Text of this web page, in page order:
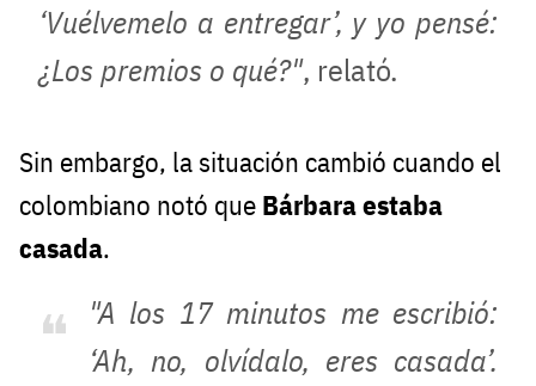
‘Vuélvemelo a entregar’, y yo pensé:
¿Los premios o qué?", relató.
Sin embargo, la situación cambió cuando el
colombiano notó que Bárbara estaba
casada.
"A los 17 minutos me escribió:
‘Ah, no, olvídalo, eres casada’.